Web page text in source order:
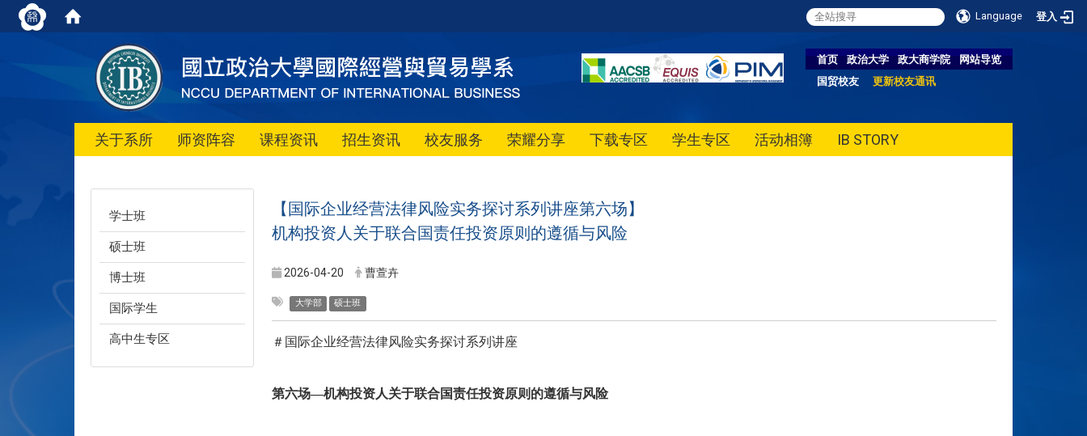
Language 登入
首页 政治大学 政大商学院
网站导览
国贸校友
更新校友通讯
关于系所 师资阵容 课程资讯 招生资讯 校友服务 荣耀分享 下载专区 学生专区 活动相簿 IB STORY
学士班
硕士班
博士班
国际学生
高中生专区
【国际企业经营法律风险实务探讨系列讲座第六场】
机构投资人关于联合国责任投资原则的遵循与风险
2026-04-20 曹萱卉
大学部 硕士班
＃国际企业经营法律风险实务探讨系列讲座
第六场—机构投资人关于联合国责任投资原则的遵循与风险